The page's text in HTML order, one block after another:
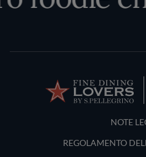
Terms and NOTE
REGOLAMENTO